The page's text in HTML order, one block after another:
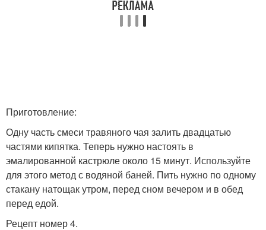
Приготовление:
Одну часть смеси травяного чая залить двадцатью
частями кипятка. Теперь нужно настоять в
эмалированной кастрюле около 15 минут. Используйте
для этого метод с водяной баней. Пить нужно по одному
стакану натощак утром, перед сном вечером и в обед
перед едой.
Рецепт номер 4.